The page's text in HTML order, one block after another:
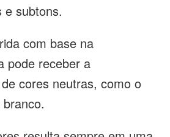
e subtons.
com base na
pode receber a
cores neutras, como o